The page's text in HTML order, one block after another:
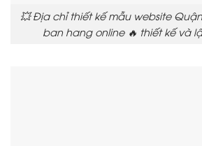
💥 Địa chỉ thiết kế mẫu website
ban hang online 🔥 thiết kế và